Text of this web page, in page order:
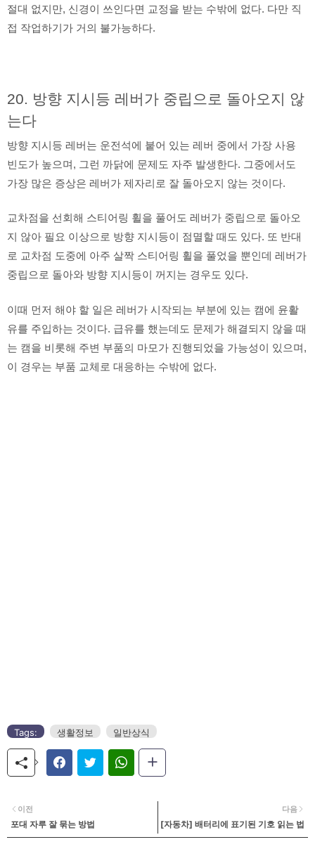
절대 없지만, 신경이 쓰인다면 교정을 받는 수밖에 없다. 다만 직
접 작업하기가 거의 불가능하다.
20. 방향 지시등 레버가 중립으로 돌아오지 않
는다
방향 지시등 레버는 운전석에 붙어 있는 레버 중에서 가장 사용
빈도가 높으며, 그런 까닭에 문제도 자주 발생한다. 그중에서도
가장 많은 증상은 레버가 제자리로 잘 돌아오지 않는 것이다.
교차점을 선회해 스티어링 휠을 풀어도 레버가 중립으로 돌아오
지 않아 필요 이상으로 방향 지시등이 점멸할 때도 있다. 또 반대
로 교차점 도중에 아주 살짝 스티어링 휠을 풀었을 뿐인데 레버가
중립으로 돌아와 방향 지시등이 꺼지는 경우도 있다.
이때 먼저 해야 할 일은 레버가 시작되는 부분에 있는 캠에 윤활
유를 주입하는 것이다. 급유를 했는데도 문제가 해결되지 않을 때
는 캠을 비롯해 주변 부품의 마모가 진행되었을 가능성이 있으며,
이 경우는 부품 교체로 대응하는 수밖에 없다.
Tags: 생활정보 일반상식
다음
[자동차] 배터리에 표기된 기호 읽는 법
이전
포대 자루 잘 묶는 방법